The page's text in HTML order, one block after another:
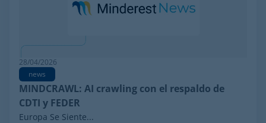
28/04/2026
news
MINDCRAWL: AI crawling con el respaldo de
CDTI y FEDER
Europa Se Siente...